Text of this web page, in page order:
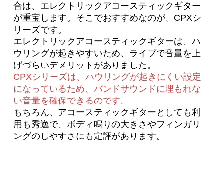
合は、エレクトリックアコースティックギター
が重宝します。そこでおすすめなのが、CPXシ
リーズです。
エレクトリックアコースティックギターは、ハ
ウリングが起きやすいため、ライブで音量を上
げづらいデメリットがありました。
CPXシリーズは、ハウリングが起きにくい設定
になっているため、バンドサウンドに埋もれな
い音量を確保できるのです。
もちろん、アコースティックギターとしても利
用も秀逸で、ボディ鳴りの大きさやフィンガリ
ングのしやすさにも定評があります。